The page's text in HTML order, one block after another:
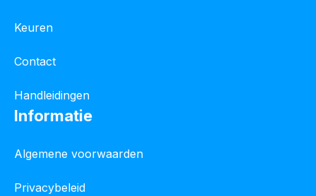
Keuren
Contact
Handleidingen
Informatie
Algemene voorwaarden
Privacybeleid